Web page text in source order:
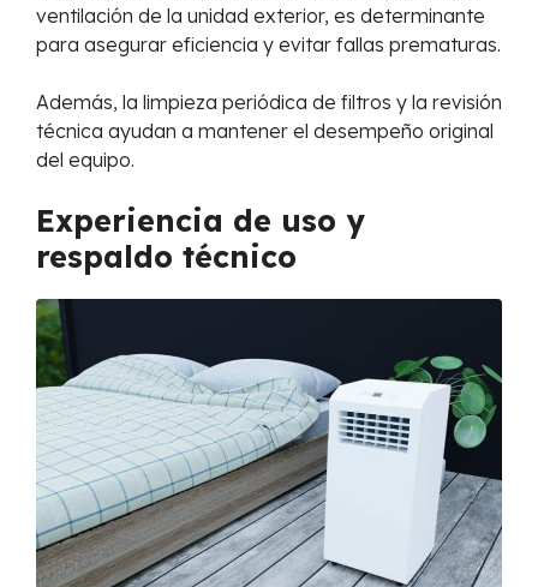
ventilación de la unidad exterior, es determinante
para asegurar eficiencia y evitar fallas prematuras.
Además, la limpieza periódica de filtros y la revisión
técnica ayudan a mantener el desempeño original
del equipo.
Experiencia de uso y
respaldo técnico